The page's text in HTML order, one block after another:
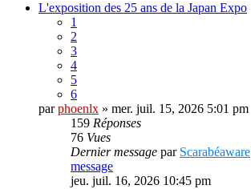
L'exposition des 25 ans de la Japan Expo
1
2
3
4
5
6
parphoenlx » mer. juil. 15, 2026 5:01 pm
159 Réponses
76 Vues
Dernier message par Scarabéaware
message
jeu. juil. 16, 2026 10:45 pm